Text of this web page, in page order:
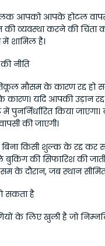
आपको आपके होटल
की व्यवस्था करने की
शामिल है।
नीति
मौसम के कारण रद्द हो
यदि आपकी उड़ान रद्द
किया जाएगा।
की जाएगी।
किसी शुल्क के रद्द कर
बुकिंग की सिफारिश की
के दौरान, जब स्थान सीमित
सकता है
के लिए खुली है जो